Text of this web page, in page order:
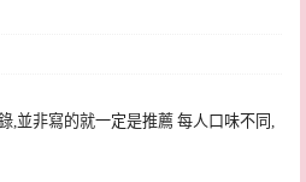
,並非寫的就一定是推薦 每人口味不同,